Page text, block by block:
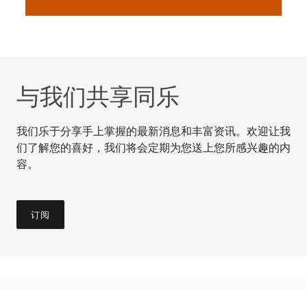
与我们共享同乐
我们乐于分享手上掌握的最新消息和丰富资讯。欢迎让我
们了解您的喜好，我们将会定期为您送上您所感兴趣的内
容。
订阅